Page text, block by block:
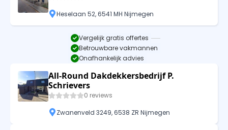
Heselaan 52, 6541 MH Nijmegen
Vergelijk gratis offertes
Betrouwbare vakmannen
Onafhankelijk advies
All-Round Dakdekkersbedrijf P.
Schrievers
0 reviews
Zwanenveld 3249, 6538 ZR Nijmegen